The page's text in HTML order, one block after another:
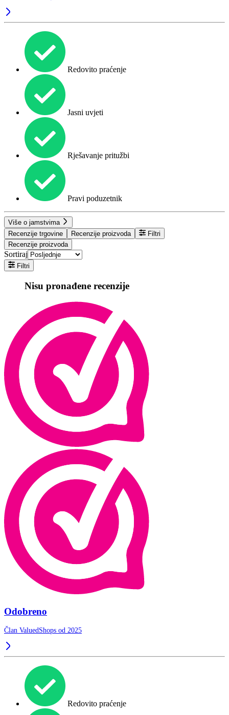
Redovito praćenje
Jasni uvjeti
Rješavanje pritužbi
Pravi poduzetnik
Više o jamstvima
Recenzije trgovine
Recenzije proizvoda
Filtri
Recenzije proizvoda
Sortiraj
Filtri
Nisu pronađene recenzije
Odobreno
Član ValuedShops od 2025
Redovito praćenje